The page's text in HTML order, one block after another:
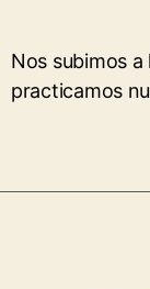
Nos subimos
practicamos